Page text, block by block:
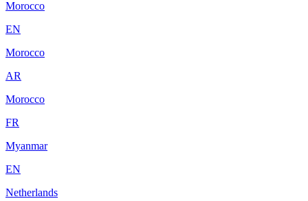
Morocco
EN
Morocco
AR
Morocco
FR
Myanmar
EN
Netherlands